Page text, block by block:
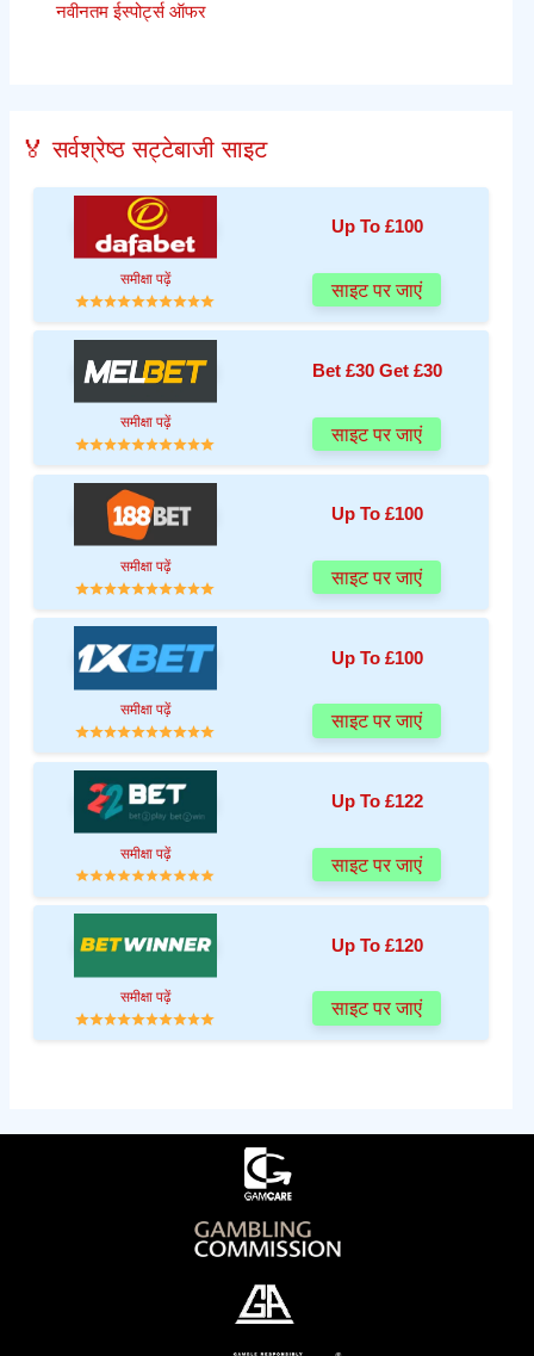
नवीनतम ईस्पोर्ट्स ऑफर
🏅 सर्वश्रेष्ठ सट्टेबाजी साइट
Up To £100
समीक्षा पढ़ें
साइट पर जाएं
Bet £30 Get £30
समीक्षा पढ़ें
साइट पर जाएं
Up To £100
समीक्षा पढ़ें
साइट पर जाएं
Up To £100
समीक्षा पढ़ें
साइट पर जाएं
Up To £122
समीक्षा पढ़ें
साइट पर जाएं
Up To £120
समीक्षा पढ़ें
साइट पर जाएं